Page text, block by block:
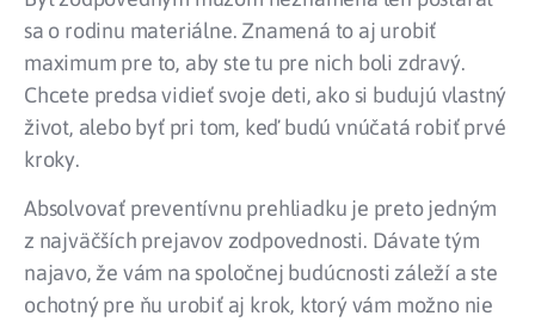
sa o rodinu materiálne. Znamená to aj urobiť
maximum pre to, aby ste tu pre nich boli zdravý.
Chcete predsa vidieť svoje deti, ako si budujú vlastný
život, alebo byť pri tom, keď budú vnúčatá robiť prvé
kroky.
Absolvovať preventívnu prehliadku je preto jedným
z najväčších prejavov zodpovednosti. Dávate tým
najavo, že vám na spoločnej budúcnosti záleží a ste
ochotný pre ňu urobiť aj krok, ktorý vám možno nie